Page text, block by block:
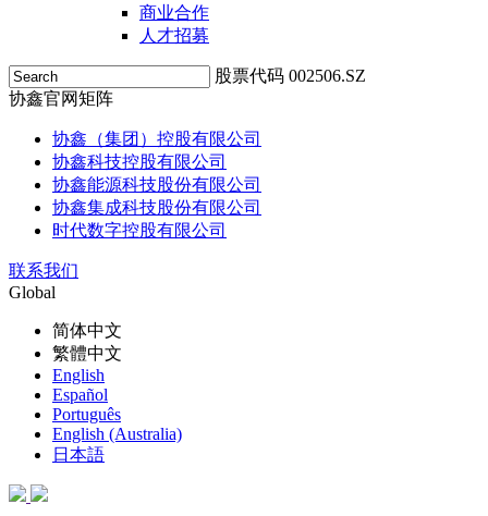
商业合作
人才招募
股票代码 002506.SZ
协鑫官网矩阵
协鑫（集团）控股有限公司
协鑫科技控股有限公司
协鑫能源科技股份有限公司
协鑫集成科技股份有限公司
时代数字控股有限公司
联系我们
Global
简体中文
繁體中文
English
Español
Português
English (Australia)
日本語